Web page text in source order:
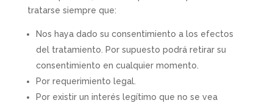
tratarse siempre que:
Nos haya dado su consentimiento a los efectos
del tratamiento. Por supuesto podrá retirar su
consentimiento en cualquier momento.
Por requerimiento legal.
Por existir un interés legítimo que no se vea